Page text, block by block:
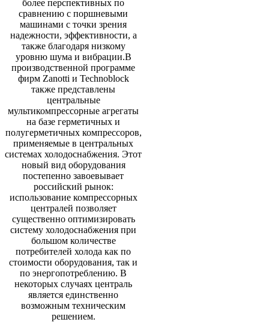
более перспективных по
сравнению с поршневыми
машинами с точки зрения
надежности, эффективности, а
также благодаря низкому
уровню шума и вибрации.В
производственной программе
фирм Zanotti и Technoblock
также представлены
центральные
мультикомпрессорные агрегаты
на базе герметичных и
полугерметичных компрессоров,
применяемые в центральных
системах холодоснабжения. Этот
новый вид оборудования
постепенно завоевывает
российский рынок:
использование компрессорных
централей позволяет
существенно оптимизировать
систему холодоснабжения при
большом количестве
потребителей холода как по
стоимости оборудования, так и
по энергопотреблению. В
некоторых случаях централь
является единственно
возможным техническим
решением.